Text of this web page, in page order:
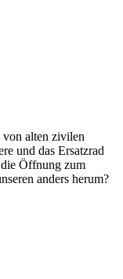
alten zivilen
und das Ersatzrad
Öffnung zum
anders herum?